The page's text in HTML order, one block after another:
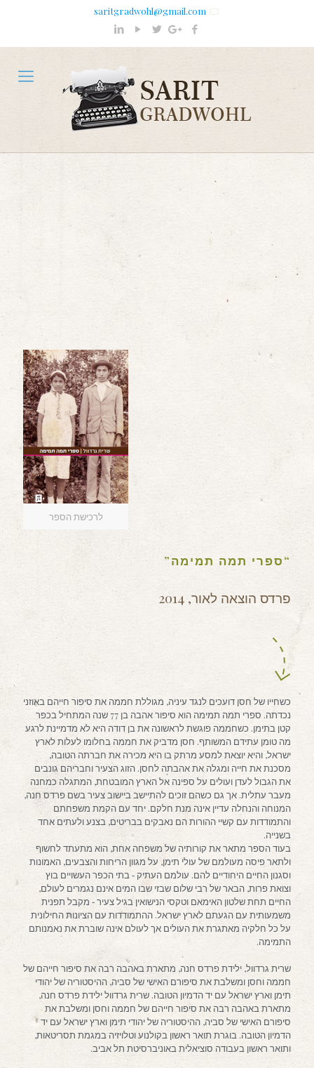
saritgradwohl@gmail.com
לרכישת הספר
“ספרי תמה תמימה”
פרדס הוצאה לאור, 2014
כשחייו של חסן דועכים לנגד עיניה, מגוללת חממה את סיפור חייהם באוזני
נכדתה. ספרי תמה תמימה הוא סיפור אהבה בן 77 שנה המתחיל בכפר
קטן בתימן. כשחממה פוגשת לראשונה את בן דודה היא לא מדמיינת לרגע
מה טומן עתידם המשותף. חסן מדביק את חממה בחלומו לעלות לארץ
ישראל, והיא יוצאת למסע מרתק בו היא מכירה את חברתה הטובה,
מסכנת את חייה ומגלה את אהבתה לחסן. הזוג הצעיר וחבריהם גונבים
את הגבול לעדן ועולים על ספינה אל הארץ המובטחת, המתגלה כמחנה
מעבר עתלית. אך גם כשהם זוכים להתיישב ביישוב צעיר בשם פרדס חנה,
המנוחה והנחלה עדיין אינה מנת חלקם. יחד עם הקמת משפחתם
והתמודדות עם קשיי ההורות הם נאבקים בבריטים, בצנע ולעתים אחד
בשנייה.
בעוד הספר מתאר את קורותיה של משפחה אחת, הוא מתעתד לחשוף
ולתאר פיסה מעולמם של עולי תימן, על מגוון הריחות והצבעים, האמונות
וסגנון החיים היחודיים להם. עולמם העתיק ‐ בתי הכפר העשויים בוץ
וצואת פרות, הבאר של רבי שלום שבזי שבו המים אינם נגמרים לעולם,
החיים תחת שלטון האימאם וטקסי הנישואין בגיל צעיר ‐ מקבל תפנית
משמעותית עם הגעתם לארץ ישראל. ההתמודדות עם הציונות החילונית
על כל חלקיה מאתגרת את העולים אך לעולם אינה שוברת את נאמנותם
התמימה.
שרית גרדוול, ילידת פרדס חנה, מתארת באהבה רבה את סיפור חייהם של
חממה וחסן ומשלבת את סיפורם האישי של סביה, ההיסטוריה של יהודי
תימן וארץ ישראל עם יד הדמיון הטובה. שרית גרדוול ילידת פרדס חנה,
מתארת באהבה רבה את סיפור חייהם של חממה וחסן ומשלבת את
סיפורם האישי של סביה, ההיסטוריה של יהודי תימן וארץ ישראל עם יד
הדמיון הטובה. בוגרת תואר ראשון בקולנוע וטלויזיה במגמת תסריטאות,
ותואר ראשון בעבודה סוציאלית באוניברסיטת תל אביב.